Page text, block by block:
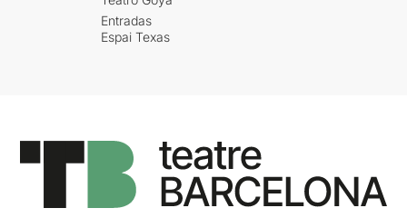
Entradas
Espai Texas